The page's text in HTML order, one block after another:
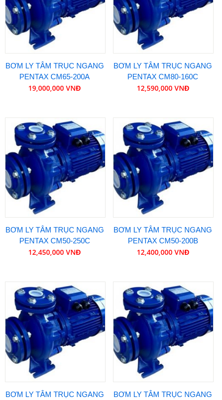
BƠM LY TÂM TRỤC NGANG
PENTAX CM65-200A
19,000,000 VNĐ
BƠM LY TÂM TRỤC NGANG
PENTAX CM80-160C
12,590,000 VNĐ
BƠM LY TÂM TRỤC NGANG
PENTAX CM50-250C
12,450,000 VNĐ
BƠM LY TÂM TRỤC NGANG
PENTAX CM50-200B
12,400,000 VNĐ
BƠM LY TÂM TRỤC NGANG BƠM LY TÂM TRỤC NGANG